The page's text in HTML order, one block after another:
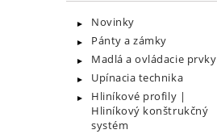
Novinky
Pánty a zámky
Madlá a ovládacie prvky
Upínacia technika
Hliníkové profily |
Hliníkový konštrukčný
systém